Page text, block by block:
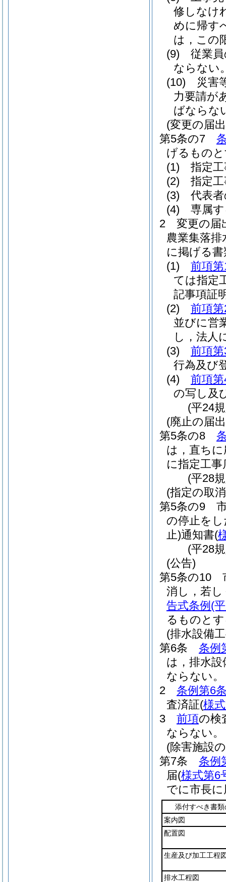
修しなけ
めに帰す
は，この
(9)
従業
ならない
(10)
災害
力要請が
ばならな
(変更の届
第5条の7
げるもの
(1)
指定
(2)
指定
(3)
代表
(4)
専属
2
変更の届
農業集落排
に掲げる
(1)
前項
ては指定
記事項証
(2)
前項
並びに営
し，法人
(3)
前項
行為及び
(4)
前項
の写し及
(平24
(廃止の届
第5条の8
は，直ち
に指定工
(平28
(指定の取
第5条の9
の停止を
止)通知書(
(平28
(公告)
第5条の10
消し，若
告式条例 (
るものと
(排水設備
第6条
条例
は，排水設
ならない。
2
条例第6
査済証(様
3
前項の検
ならない。
(除害施設
第7条
条例
届(様式第6
でに市長
添付すべき書
案内図
配置図
生産及び加工工程
排水工程図